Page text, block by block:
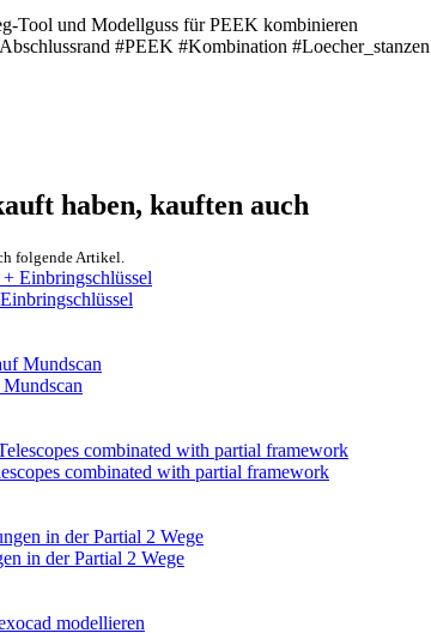
Tool und Modellguss für PEEK kombinieren
#PEEK #Kombination #Loecher_stanzen
haben, kauften auch
folgende Artikel.
combinated with partial framework
in der Partial 2 Wege